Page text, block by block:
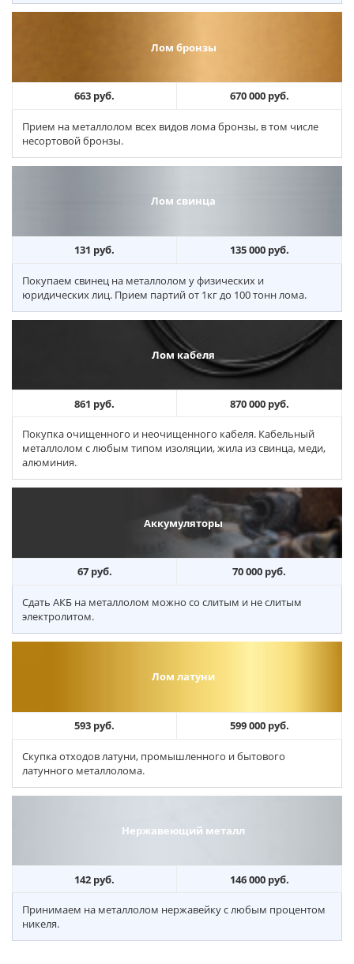
Лом бронзы
663 руб. 670 000 руб.
Прием на металлолом всех видов лома бронзы, в том числе
несортовой бронзы.
Лом свинца
131 руб. 135 000 руб.
Покупаем свинец на металлолом у физических и
юридических лиц. Прием партий от 1кг до 100 тонн лома.
Лом кабеля
861 руб. 870 000 руб.
Покупка очищенного и неочищенного кабеля. Кабельный
металлолом с любым типом изоляции, жила из свинца, меди,
алюминия.
Аккумуляторы
67 руб. 70 000 руб.
Сдать АКБ на металлолом можно со слитым и не слитым
электролитом.
Лом латуни
593 руб. 599 000 руб.
Скупка отходов латуни, промышленного и бытового
латунного металлолома.
Нержавеющий металл
142 руб. 146 000 руб.
Принимаем на металлолом нержавейку с любым процентом
никеля.